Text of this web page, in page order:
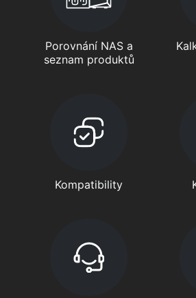
Porovnání NAS a
seznam produktů
Kompatibility